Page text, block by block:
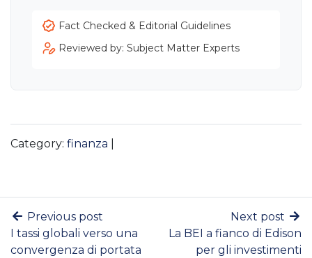
Fact Checked & Editorial Guidelines
Reviewed by: Subject Matter Experts
Category: finanza
Previous post
I tassi globali verso una
convergenza di portata
Next post
La BEI a fianco di Edison
per gli investimenti